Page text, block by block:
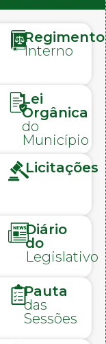
Regimento
Interno
Lei
Orgânica
do
Município
Licitações
Diário
do
Legislativo
Pauta
das
Sessões